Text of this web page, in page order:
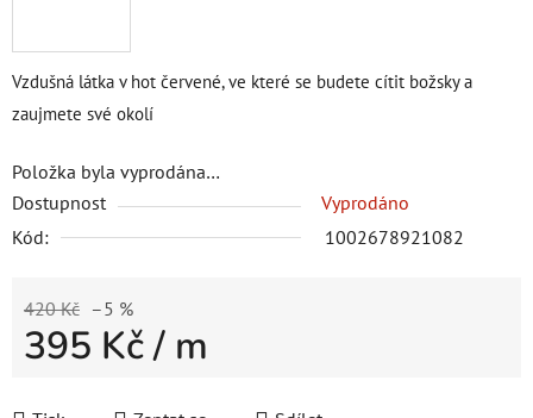
Vzdušná látka v hot červené, ve které se budete cítit božsky a
zaujmete své okolí
Položka byla vyprodána…
Dostupnost
Vyprodáno
Kód:
1002678921082
420 Kč –5 %
395 Kč/ m